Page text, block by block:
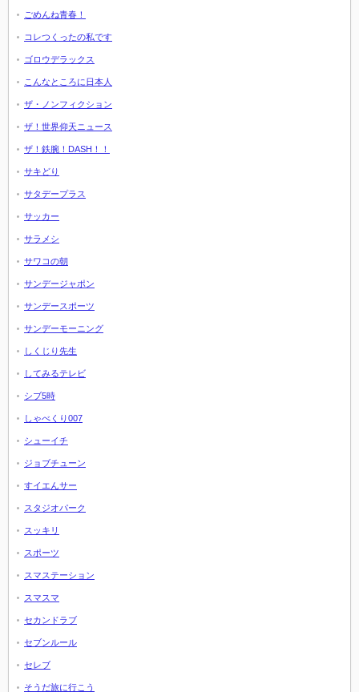
ごめんね青春！
コレつくったの私です
ゴロウデラックス
こんなところに日本人
ザ・ノンフィクション
ザ！世界仰天ニュース
ザ！鉄腕！DASH！！
サキどり
サタデープラス
サッカー
サラメシ
サワコの朝
サンデージャポン
サンデースポーツ
サンデーモーニング
しくじり先生
してみるテレビ
シブ5時
しゃべくり007
シューイチ
ジョブチューン
すイエんサー
スタジオパーク
スッキリ
スポーツ
スマステーション
スマスマ
セカンドラブ
セブンルール
セレブ
そうだ旅に行こう